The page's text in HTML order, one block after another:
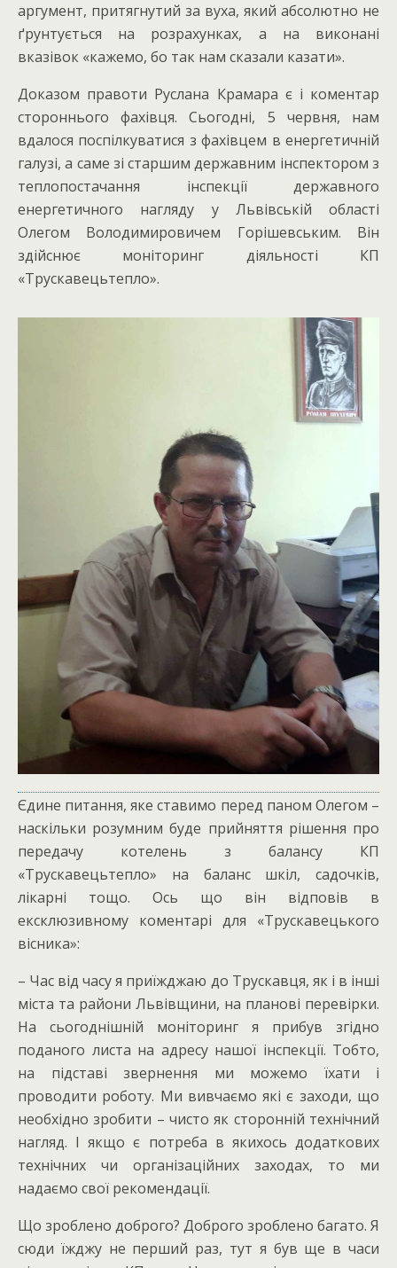
аргумент, притягнутий за вуха, який абсолютно не
ґрунтується на розрахунках, а на виконані
вказівок «кажемо, бо так нам сказали казати».
Доказом правоти Руслана Крамара є і коментар
стороннього фахівця. Сьогодні, 5 червня, нам
вдалося поспілкуватися з фахівцем в енергетичній
галузі, а саме зі старшим державним інспектором з
теплопостачання інспекції державного
енергетичного нагляду у Львівській області
Олегом Володимировичем Горішевським. Він
здійснює моніторинг діяльності КП
«Трускавецьтепло».
Єдине питання, яке ставимо перед паном Олегом –
наскільки розумним буде прийняття рішення про
передачу котелень з балансу КП
«Трускавецьтепло» на баланс шкіл, садочків,
лікарні тощо. Ось що він відповів в
ексклюзивному коментарі для «Трускавецького
вісника»:
– Час від часу я приїжджаю до Трускавця, як і в інші
міста та райони Львівщини, на планові перевірки.
На сьогоднішній моніторинг я прибув згідно
поданого листа на адресу нашої інспекції. Тобто,
на підставі звернення ми можемо їхати і
проводити роботу. Ми вивчаємо які є заходи, що
необхідно зробити – чисто як сторонній технічний
нагляд. І якщо є потреба в якихось додаткових
технічних чи організаційних заходах, то ми
надаємо свої рекомендації.
Що зроблено доброго? Доброго зроблено багато. Я
сюди їжджу не перший раз, тут я був ще в часи